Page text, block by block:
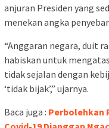
anjuran Presiden yang
menekan angka
“Anggaran negara, duit
habiskan untuk
tidak sejalan dengan
‘tidak bijak’,” ujarnya.
Baca juga : Perbolehkan